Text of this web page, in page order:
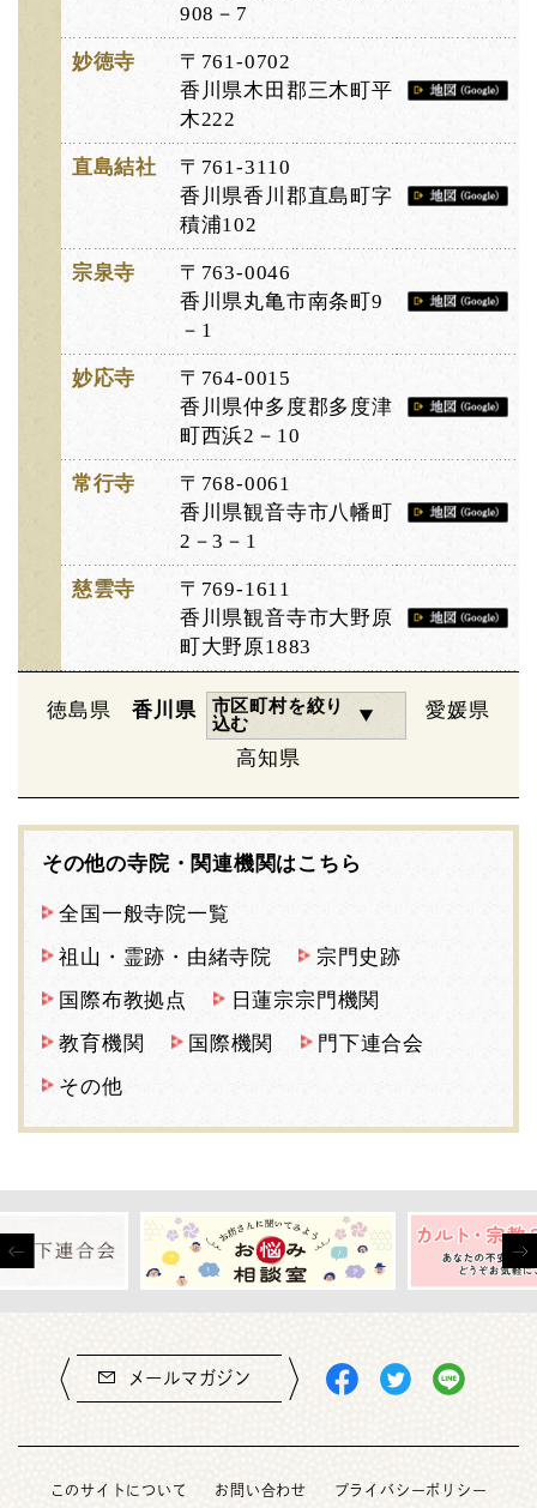
908－7
妙徳寺
〒761-0702
香川県木田郡三木町平
木222
直島結社
〒761-3110
香川県香川郡直島町字
積浦102
宗泉寺
〒763-0046
香川県丸亀市南条町9
－1
妙応寺
〒764-0015
香川県仲多度郡多度津
町西浜2－10
常行寺
〒768-0061
香川県観音寺市八幡町
2－3－1
慈雲寺
〒769-1611
香川県観音寺市大野原
町大野原1883
徳島県 香川県
市区町村を絞り
込む
愛媛県
高知県
その他の寺院・関連機関はこちら
全国一般寺院一覧
祖山・霊跡・由緒寺院
宗門史跡
国際布教拠点
日蓮宗宗門機関
教育機関
国際機関
門下連合会
その他
メールマガジン
このサイトについて お問い合わせ プライバシーポリシー